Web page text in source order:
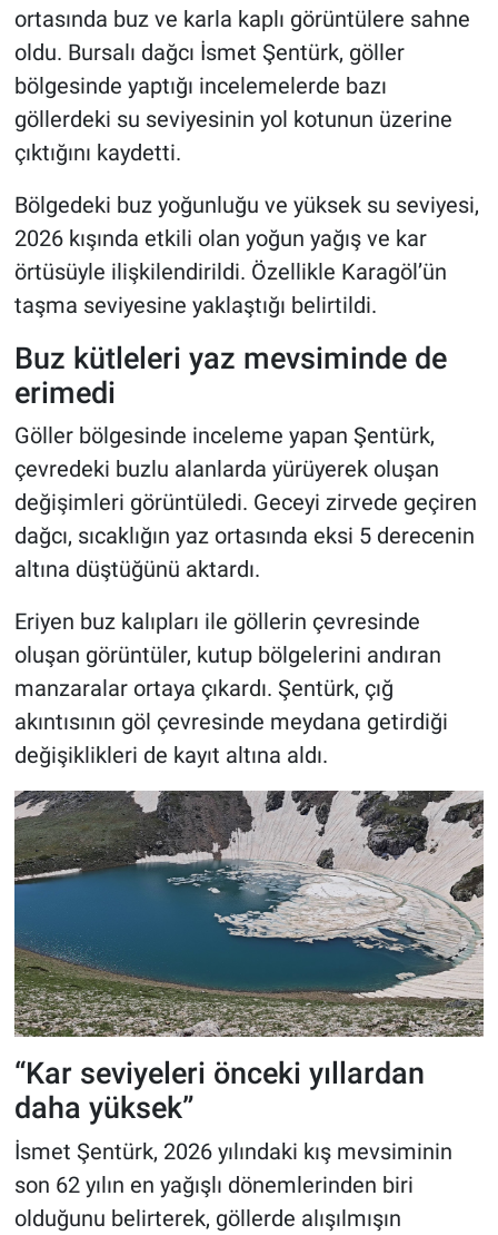
ortasında buz ve karla kaplı görüntülere sahne
oldu. Bursalı dağcı İsmet Şentürk, göller
bölgesinde yaptığı incelemelerde bazı
göllerdeki su seviyesinin yol kotunun üzerine
çıktığını kaydetti.
Bölgedeki buz yoğunluğu ve yüksek su seviyesi,
2026 kışında etkili olan yoğun yağış ve kar
örtüsüyle ilişkilendirildi. Özellikle Karagöl’ün
taşma seviyesine yaklaştığı belirtildi.
Buz kütleleri yaz mevsiminde de
erimedi
Göller bölgesinde inceleme yapan Şentürk,
çevredeki buzlu alanlarda yürüyerek oluşan
değişimleri görüntüledi. Geceyi zirvede geçiren
dağcı, sıcaklığın yaz ortasında eksi 5 derecenin
altına düştüğünü aktardı.
Eriyen buz kalıpları ile göllerin çevresinde
oluşan görüntüler, kutup bölgelerini andıran
manzaralar ortaya çıkardı. Şentürk, çığ
akıntısının göl çevresinde meydana getirdiği
değişiklikleri de kayıt altına aldı.
“Kar seviyeleri önceki yıllardan
daha yüksek”
İsmet Şentürk, 2026 yılındaki kış mevsiminin
son 62 yılın en yağışlı dönemlerinden biri
olduğunu belirterek, göllerde alışılmışın